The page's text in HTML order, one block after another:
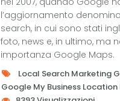
l’aggiornamento
search, in cui sono stati
foto, news e, in ultimo, ma
importanza Google Maps.
Local Search Marketing
Google My Business Location